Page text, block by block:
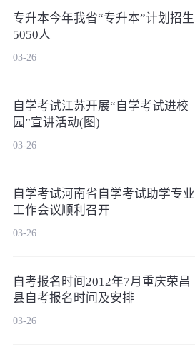
专升本今年我省“专升本”计划招生
5050人
03-26
自学考试江苏开展“自学考试进校
园”宣讲活动(图)
03-26
自学考试河南省自学考试助学专业
工作会议顺利召开
03-26
自考报名时间2012年7月重庆荣昌
县自考报名时间及安排
03-26